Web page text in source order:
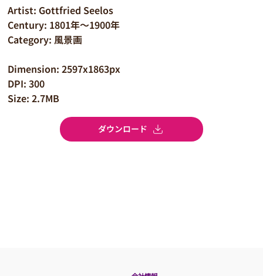
Artist: Gottfried Seelos
Century: 1801年～1900年
Category: 風景画
Dimension: 2597x1863px
DPI: 300
Size: 2.7MB
ダウンロード